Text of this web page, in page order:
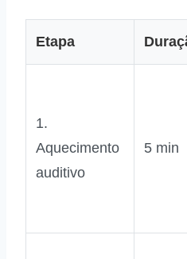
Etapa
1.
Aquecimento
auditivo
5 min